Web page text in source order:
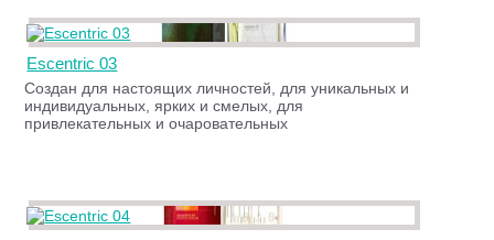
Escentric 03
Создан для настоящих личностей, для уникальных и
индивидуальных, ярких и смелых, для
привлекательных и очаровательных